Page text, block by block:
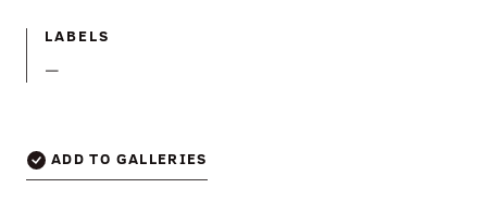
LABELS
—
ADD TO GALLERIES